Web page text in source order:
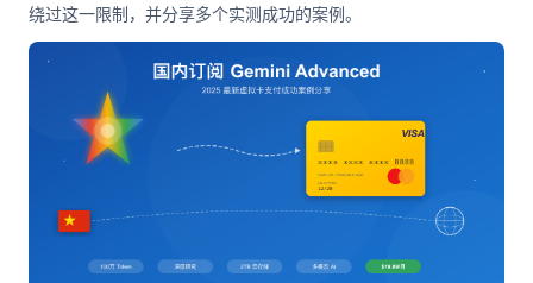
绕过这一限制，并分享多个实测成功的案例。